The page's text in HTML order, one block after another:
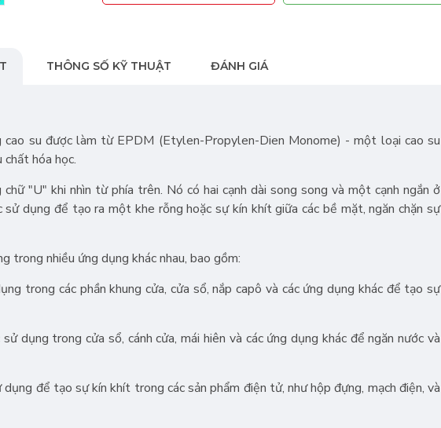
THÔNG SỐ KỸ THUẬT ĐÁNH GIÁ
su được làm từ EPDM (Etylen-Propylen-Dien Monome) - một loại cao su
hóa học.
"U" khi nhìn từ phía trên. Nó có hai cạnh dài song song và một cạnh ngắn ở
dụng để tạo ra một khe rỗng hoặc sự kín khít giữa các bề mặt, ngăn chặn sự
trong nhiều ứng dụng khác nhau, bao gồm:
trong các phần khung cửa, cửa sổ, nắp capô và các ứng dụng khác để tạo sự
dụng trong cửa sổ, cánh cửa, mái hiên và các ứng dụng khác để ngăn nước và
để tạo sự kín khít trong các sản phẩm điện tử, như hộp đựng, mạch điện, và